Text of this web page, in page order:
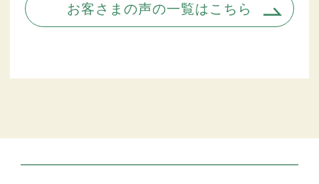
お客さまの声の一覧はこちら